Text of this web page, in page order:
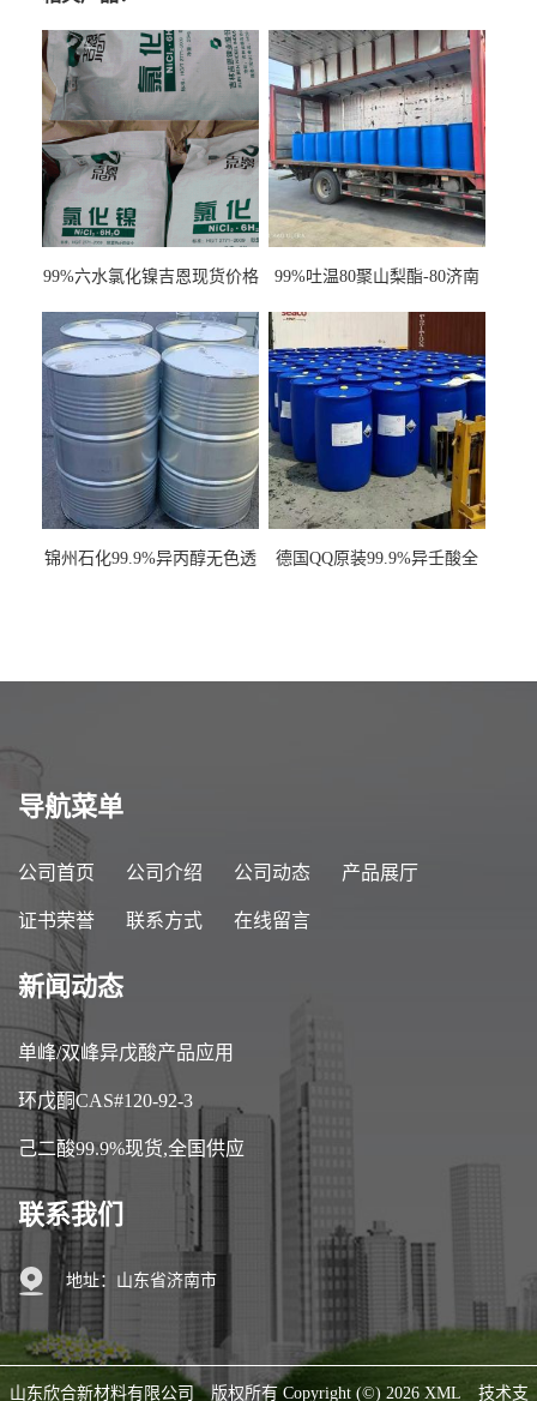
99%六水氯化镍吉恩现货价格
99%吐温80聚山梨酯-80济南
锦州石化99.9%异丙醇无色透
德国QQ原装99.9%异壬酸全
导航菜单
公司首页 公司介绍 公司动态 产品展厅
证书荣誉 联系方式 在线留言
新闻动态
单峰/双峰异戊酸产品应用
环戊酮CAS#120-92-3
己二酸99.9%现货,全国供应
联系我们
地址：山东省济南市
山东欣合新材料有限公司 版权所有 Copyright (©) 2026XML 技术支